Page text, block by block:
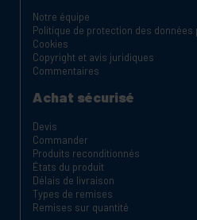
Notre équipe
Politique de protection des
Cookies
Copyright et avis juridiques
Commentaires
Achat sécurisé
Devis
Commander
Produits reconditionnés
États du produit
Délais de livraison
Types de remises
Remises sur quantité